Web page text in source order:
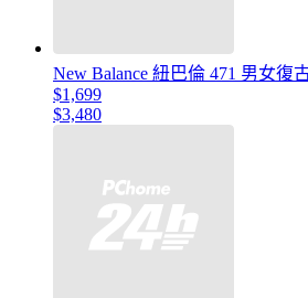
New Balance 紐巴倫 471 男女復
$1,699
$3,480